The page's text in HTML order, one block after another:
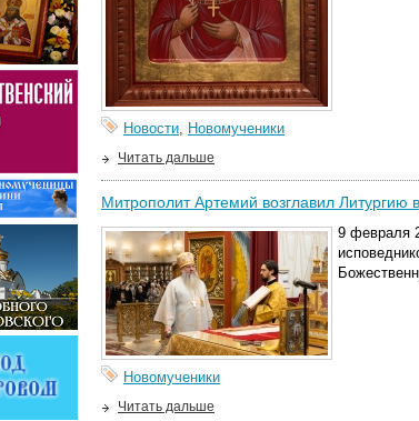
Новости, Новомученики
Читать дальше
Митрополит Артемий возглавил Литургию
9 февраля
Новомученики
Читать дальше